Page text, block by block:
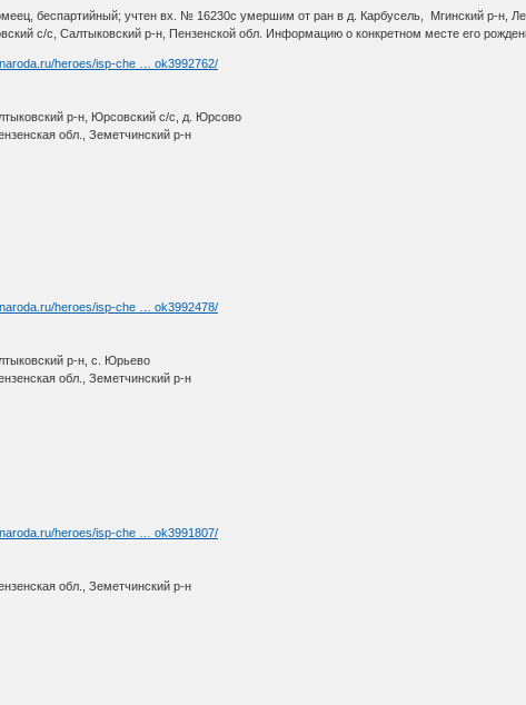
беспартийный; учтен вх. № 16230с умершим от ран в д. Карбусель, Мгинский р-н,
с/с, Салтыковский р-н, Пензенской обл. Информацию о конкретном месте его
heroes/isp-che … ok3992762/
р-н, Юрсовский с/с, д. Юрсово
обл., Земетчинский р-н
heroes/isp-che … ok3992478/
р-н, с. Юрьево
обл., Земетчинский р-н
heroes/isp-che … ok3991807/
обл., Земетчинский р-н